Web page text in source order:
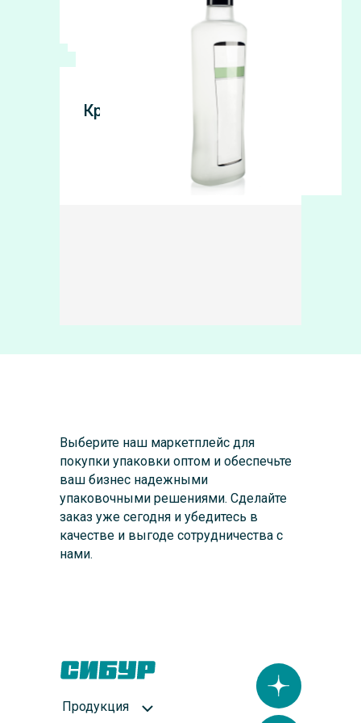
Крабовая корзина
Выберите наш маркетплейс для
покупки упаковки оптом и обеспечьте
ваш бизнес надежными
упаковочными решениями. Сделайте
заказ уже сегодня и убедитесь в
качестве и выгоде сотрудничества с
нами.
Оформить заявку
Продукция